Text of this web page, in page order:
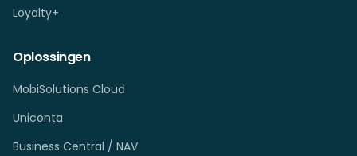
Loyalty+
Oplossingen
MobiSolutions Cloud
Uniconta
Business Central / NAV